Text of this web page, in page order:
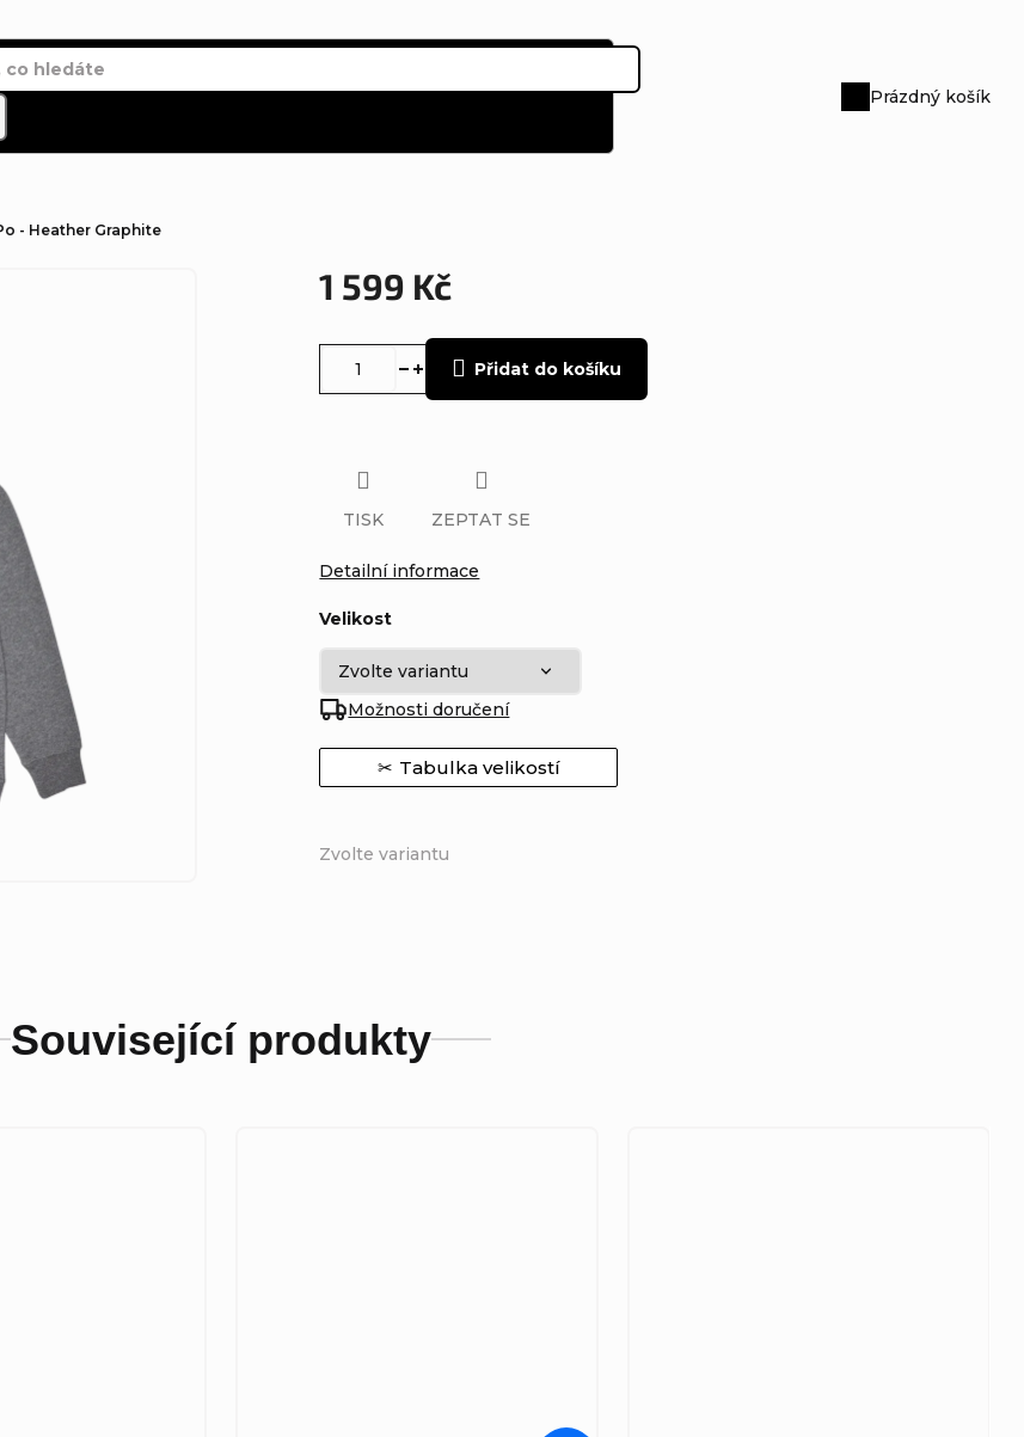
Nákupní
Prázdný košík
- Heather Graphite
1 599 Kč
Zvolte variantu
Velikost
Možnosti doručení
Tabulka velikostí
Přidat do košíku
Detailní informace
TISK ZEPTAT SE
Související produkty